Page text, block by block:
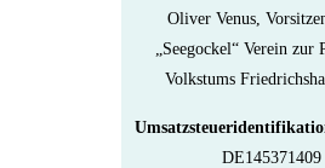
Oliver Venus,
„Seegockel“ Verein zur
Volkstums
DE145371409